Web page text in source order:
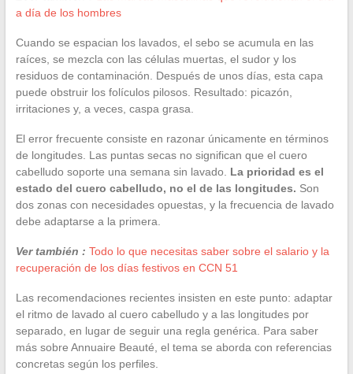
a día de los hombres
Cuando se espacian los lavados, el sebo se acumula en las
raíces, se mezcla con las células muertas, el sudor y los
residuos de contaminación. Después de unos días, esta capa
puede obstruir los folículos pilosos. Resultado: picazón,
irritaciones y, a veces, caspa grasa.
El error frecuente consiste en razonar únicamente en términos
de longitudes. Las puntas secas no significan que el cuero
cabelludo soporte una semana sin lavado. La prioridad es el
estado del cuero cabelludo, no el de las longitudes. Son
dos zonas con necesidades opuestas, y la frecuencia de lavado
debe adaptarse a la primera.
Ver también : Todo lo que necesitas saber sobre el salario y la
recuperación de los días festivos en CCN 51
Las recomendaciones recientes insisten en este punto: adaptar
el ritmo de lavado al cuero cabelludo y a las longitudes por
separado, en lugar de seguir una regla genérica. Para saber
más sobre Annuaire Beauté, el tema se aborda con referencias
concretas según los perfiles.